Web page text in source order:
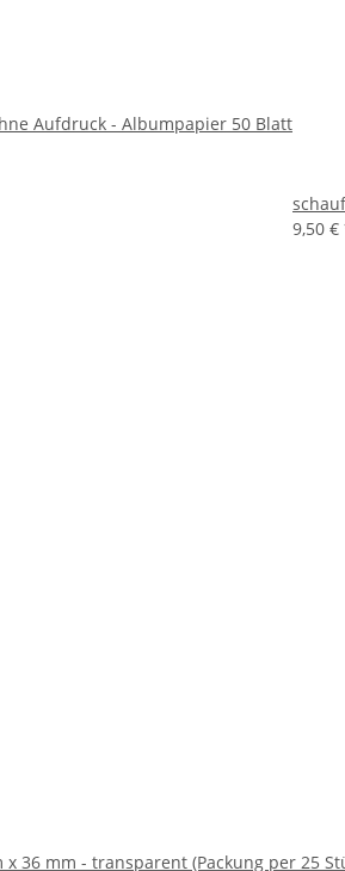
Aufdruck - Albumpapier 50 Blatt
9,50 €
36 mm - transparent (Packung per 25